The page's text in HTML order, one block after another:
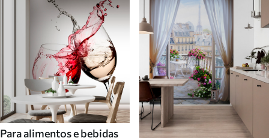
Para alimentos e bebidas